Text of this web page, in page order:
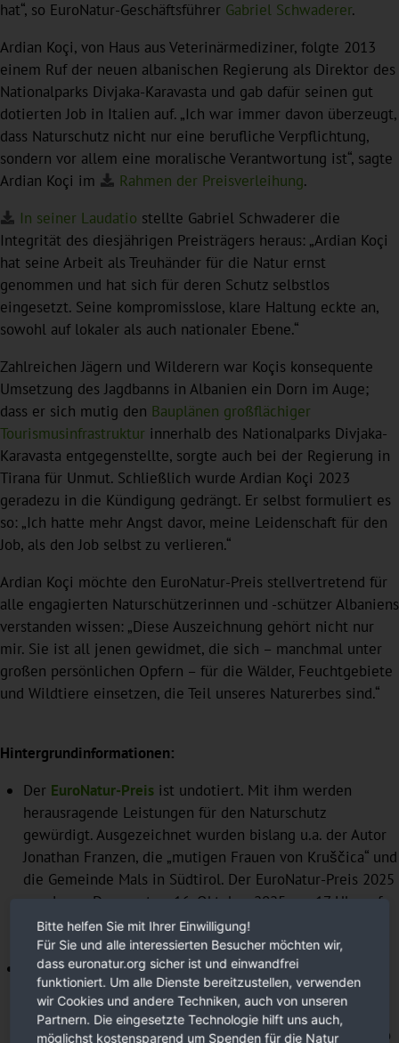
hat“, so EuroNatur-Geschäftsführer Gabriel Schwaderer.
Ardian Koçi, von Haus aus Veterinärmediziner, folgte 2013
einem Ruf der neuen albanischen Regierung als Direktor des
Nationalparks Divjaka-Karavasta und gab dafür seinen gut
dotierten Job in Italien auf. „Ich war immer davon überzeugt,
dass Naturschutz nicht nur eine berufliche Verpflichtung,
sondern vor allem eine moralische Verantwortung ist“, sagte
Ardian Koçi im
Rahmen der Preisverleihung.
In seiner Laudatio stellte Gabriel Schwaderer die
Integrität des diesjährigen Preisträgers heraus: „Ardian Koçi
hat seine Arbeit als Treuhänder für die Natur ernst
genommen und hat sich für deren Schutz selbstlos
eingesetzt. Seine kompromisslose, klare Haltung eckte an,
sowohl auf lokaler als auch nationaler Ebene.“
Zahlreichen Jägern und Wilderern war Koçis konsequente
Umsetzung des Jagdbanns in Albanien ein Dorn im Auge;
dass er sich mutig den Bauplänen großflächiger
Tourismusinfrastruktur innerhalb des Nationalparks Divjaka-
Karavasta entgegenstellte, sorgte auch bei der Regierung in
Tirana für Unmut. Schließlich wurde Ardian Koçi 2023
geradezu in die Kündigung gedrängt. Er selbst formuliert es
so: „Ich hatte mehr Angst davor, meine Leidenschaft für den
Job, als den Job selbst zu verlieren.“
Ardian Koçi möchte den EuroNatur-Preis stellvertretend für
alle engagierten Naturschützerinnen und -schützer Albaniens
verstanden wissen: „Diese Auszeichnung gehört nicht nur
mir. Sie ist all jenen gewidmet, die sich – manchmal unter
großen persönlichen Opfern – für die Wälder, Feuchtgebiete
und Wildtiere einsetzen, die Teil unseres Naturerbes sind.“
Hintergrundinformationen:
Der EuroNatur-Preisist undotiert. Mit ihm werden
herausragende Leistungen für den Naturschutz
gewürdigt. Ausgezeichnet wurden bislang u.a. der Autor
Jonathan Franzen, die „mutigen Frauen von Kruščica“ und
die Gemeinde Mals in Südtirol. Der EuroNatur-Preis 2025
wurde am Donnerstag, 16. Oktober 2025 um 17 Uhr auf
der Bodenseeinsel Mainau verliehen.
DerDivjaka-Karavasta-Nationalparkgilt als eines der
artenreichsten Schutzgebiete Albaniens. Unter anderem
brütet im Gebiet die einzige Kolonie der bedrohten
Krauskopfpelikane in Albanien. Dass sich derzeit noch so
Bitte helfen Sie mit Ihrer Einwilligung!
Für Sie und alle interessierten Besucher möchten wir,
dass euronatur.org sicher ist und einwandfrei
funktioniert. Um alle Dienste bereitzustellen, verwenden
wir Cookies und andere Techniken, auch von unseren
Partnern. Die eingesetzte Technologie hilft uns auch,
möglichst kostensparend um Spenden für die Natur